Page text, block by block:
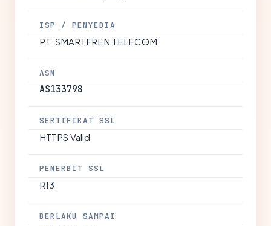
ISP / PENYEDIA
PT. SMARTFREN TELECOM
ASN
AS133798
SERTIFIKAT SSL
HTTPS Valid
PENERBIT SSL
R13
BERLAKU SAMPAI